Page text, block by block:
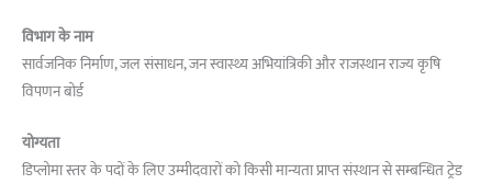
विभाग के नाम
सार्वजनिक निर्माण, जल संसाधन, जन स्वास्थ्य अभियांत्रिकी और राजस्थान राज्य कृषि
विपणन बोर्ड
योग्यता
डिप्लोमा स्तर के पदों के लिए उम्मीदवारों को किसी मान्यता प्राप्त संस्थान से सम्बन्धित ट्रेड